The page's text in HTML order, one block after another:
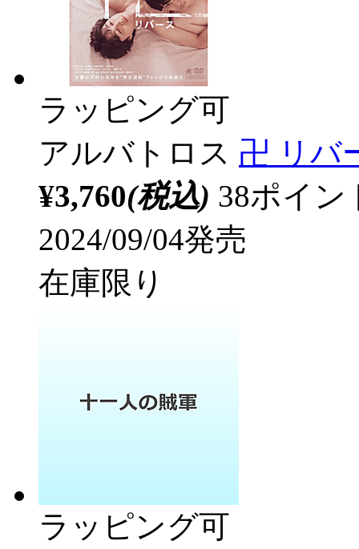
ラッピング可
アルバトロス 卍 リバ
¥3,760(税込) 38ポイ
2024/09/04発売
在庫限り
ラッピング可